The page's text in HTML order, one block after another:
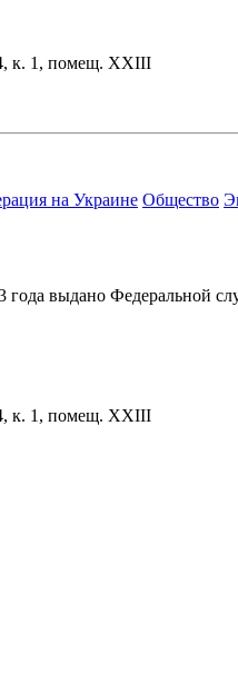
к. 1, помещ. XXIII
на Украине Общество
выдано Федеральной
к. 1, помещ. XXIII